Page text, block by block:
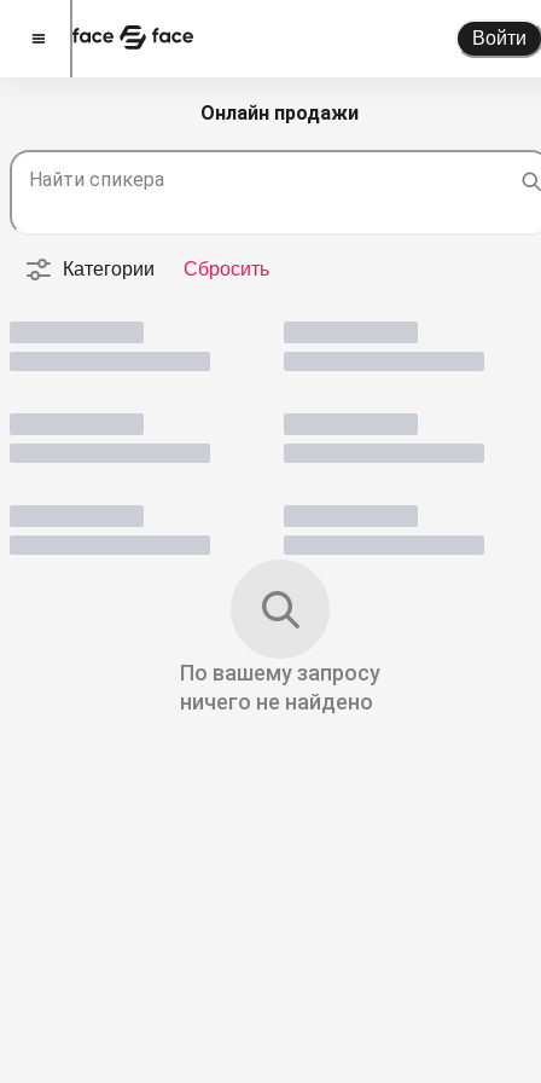
Войти
Стать спикером
Новости
Спикеры
Партнерство
Онлайн продажи
Найти спикера
Категории Сбросить
По вашему запросу
ничего не найдено